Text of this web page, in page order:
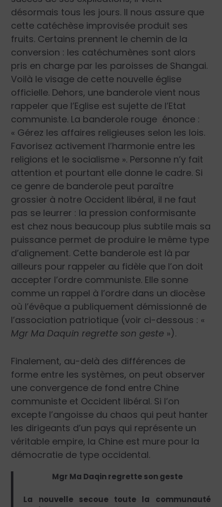
désormais tous les jours. Il nous assure que
cette catéchèse improvisée produit ses
fruits. Certains prennent le chemin de la
conversion : les catéchumènes sont alors
pris en charge par les paroisses de Shangai.
Voilà le visage de cette nouvelle église
officielle. Dehors, une banderole vient nous
rappeler que l’Eglise est sujette de l’Etat
communiste. La banderole rouge énonce :
« Gérez les affaires religieuses selon les lois.
Favorisez activement l’harmonie entre les
religions et le socialisme ». Personne n’y fait
attention et pourtant elle donne le cadre. Si
ce genre de banderole peut paraître
grossier à notre Occident libéral, il ne faut
pas se leurrer : la pression conformisante
est chez nous beaucoup plus subtile mais sa
puissance permet de produire le même type
d’alignement. Cette banderole est là par
ailleurs pour rappeler au fidèle que l’on doit
accepter l’ordre communiste. Elle sonne
comme un rappel à l’ordre dans un diocèse
où l’évêque a publiquement démissionné de
l’association patriotique (voir ci-dessous : «
Mgr Ma Daquin regrette son geste »).
Finalement, au-delà des différences de
forme entre les systèmes, on peut observer
une convergence de fond entre Chine
communiste et Occident libéral. Si l’on
excepte l’angoisse du chaos qui peut hanter
les dirigeants d’un pays qui représente un
véritable empire, la Chine est mure pour la
démocratie de type occidental.
Mgr Ma Daqin regrette son geste
La nouvelle secoue toute la communauté